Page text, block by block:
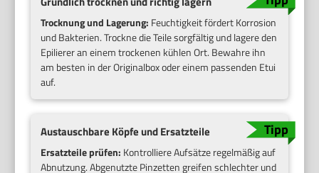
Trocknung und Lagerung: Feuchtigkeit fördert Korrosion
und Bakterien. Trockne die Teile sorgfältig und lagere den
Epilierer an einem trockenen kühlen Ort. Bewahre ihn
am besten in der Originalbox oder einem passenden Etui
auf.
Austauschbare Köpfe und Ersatzteile
Ersatzteile prüfen: Kontrolliere Aufsätze regelmäßig auf
Abnutzung. Abgenutzte Pinzetten greifen schlechter und